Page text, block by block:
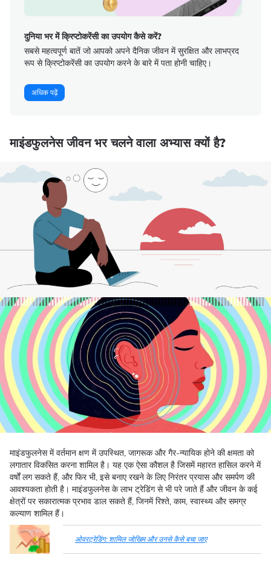
दुनिया भर में क्रिप्टोकरेंसी का उपयोग कैसे करें?
सबसे महत्वपूर्ण बातें जो आपको अपने दैनिक जीवन में सुरक्षित और लाभप्रद
रूप से क्रिप्टोकरेंसी का उपयोग करने के बारे में पता होनी चाहिए।
अधिक पढ़ें
माइंडफुलनेस जीवन भर चलने वाला अभ्यास क्यों है?
माइंडफुलनेस में वर्तमान क्षण में उपस्थित, जागरूक और गैर-न्यायिक होने की क्षमता को
लगातार विकसित करना शामिल है। यह एक ऐसा कौशल है जिसमें महारत हासिल करने में
वर्षों लग सकते हैं, और फिर भी, इसे बनाए रखने के लिए निरंतर प्रयास और समर्पण की
आवश्यकता होती है। माइंडफुलनेस के लाभ ट्रेडिंग से भी परे जाते हैं और जीवन के कई
क्षेत्रों पर सकारात्मक प्रभाव डाल सकते हैं, जिनमें रिश्ते, काम, स्वास्थ्य और समग्र
कल्याण शामिल हैं।
ओवरट्रेडिंग: शामिल जोखिम और उनसे कैसे बचा जाए